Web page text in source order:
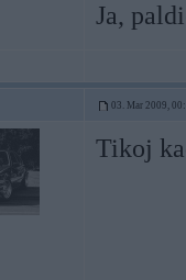
Ja,
03. Mar 2009,
Tikoj